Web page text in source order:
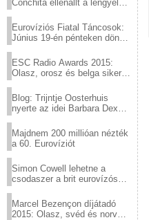
Conchita ellenállt a lengyel
Eurovíziós Fiatal Táncosok:
Június 19-én pénteken döntő
ESC Radio Awards 2015:
Olasz, orosz és belga siker,
Blog: Trijntje Oosterhuis
nyerte az idei Barbara Dex
Majdnem 200 millióan nézték
a 60. Eurovíziót
Simon Cowell lehetne a
csodaszer a brit eurovízós
Marcel Bezençon díjátadó
2015: Olasz, svéd és norvég